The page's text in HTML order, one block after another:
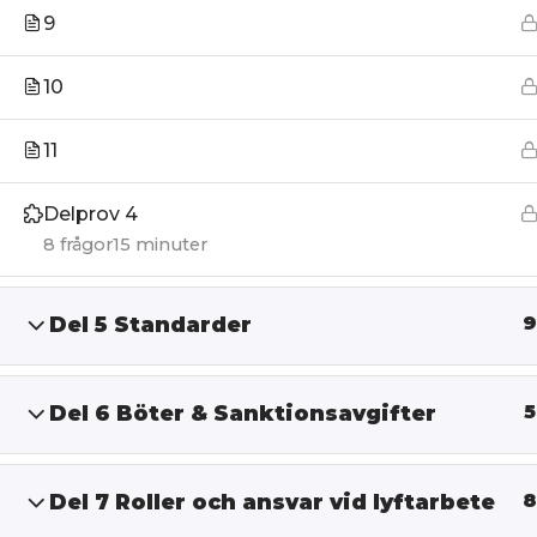
9
10
11
Delprov 4
15 minuter
8 frågor
Del 5 Standarder 9
Del 6 Böter & Sanktionsavgifter 5
Del 7 Roller och ansvar vid lyftarbete 8